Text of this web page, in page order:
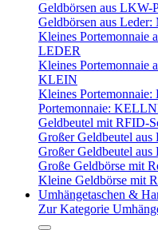
Geldbörsen aus
Geldbörsen aus
Kleines
LEDER
Kleines
KLEIN
Kleines
Portemonnaie:
Geldbeutel mit RFID-
Großer Geldbeutel
Großer Geldbeutel
Große Geldbörse mit
Kleine Geldbörse mit
Umhängetaschen &
Zur Kategorie